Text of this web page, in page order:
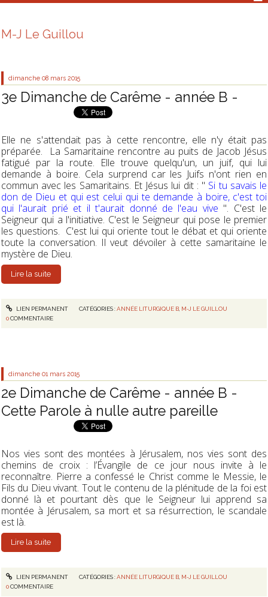
M-J Le Guillou
dimanche 08 mars 2015
3e Dimanche de Carême - année B -
Elle ne s'attendait pas à cette rencontre, elle n'y était pas
préparée. La Samaritaine rencontre au puits de Jacob Jésus
fatigué par la route. Elle trouve quelqu'un, un juif, qui lui
demande à boire. Cela surprend car les Juifs n'ont rien en
commun avec les Samaritains. Et Jésus lui dit : " Si tu savais le
don de Dieu et qui est celui qui te demande à boire, c'est toi
qui l'aurait prié et il t'aurait donné de l'eau vive ". C'est le
Seigneur qui a l'initiative. C'est le Seigneur qui pose le premier
les questions. C'est lui qui oriente tout le débat et qui oriente
toute la conversation. Il veut dévoiler à cette samaritaine le
mystère de Dieu.
Lire la suite
LIEN PERMANENT CATÉGORIES :ANNÉE LITURGIQUE B, M-J LE GUILLOU
0COMMENTAIRE
dimanche 01 mars 2015
2e Dimanche de Carême - année B -
Cette Parole à nulle autre pareille
Nos vies sont des montées à Jérusalem, nos vies sont des
chemins de croix : l’Évangile de ce jour nous invite à le
reconnaître. Pierre a confessé le Christ comme le Messie, le
Fils du Dieu vivant. Tout le contenu de la plénitude de la foi est
donné là et pourtant dès que le Seigneur lui apprend sa
montée à Jérusalem, sa mort et sa résurrection, le scandale
est là.
Lire la suite
LIEN PERMANENT CATÉGORIES :ANNÉE LITURGIQUE B, M-J LE GUILLOU
0COMMENTAIRE